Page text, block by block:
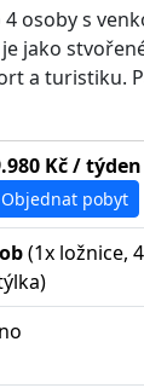
osoby s
jako
a turistiku.
Kč / týden
pobyt
(1x ložnice,